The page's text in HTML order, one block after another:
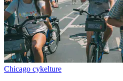
Chicago cykelture